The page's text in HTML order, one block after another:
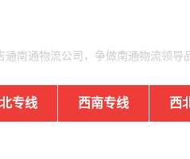
通南通物流公司，争做南通物流领导
专线 西南专线 西